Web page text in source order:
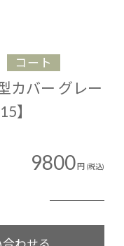
コート
カバー グレー
】
9800円 (税込)